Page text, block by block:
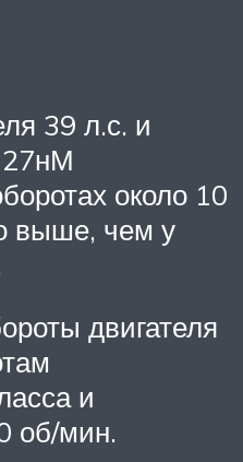
39 л.с. и
около 10
выше, чем у
двигателя
и
об/мин.